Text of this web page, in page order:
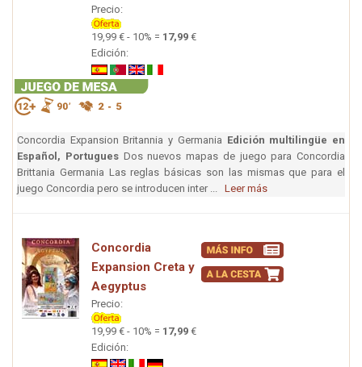
Precio:
19,99 € - 10% = 17,99 €
Edición:
Concordia Expansion Britannia y Germania Edición multilingüe en
Español, PortuguesDos nuevos mapas de juego para Concordia
Brittania Germania Las reglas básicas son las mismas que para el
juego Concordia pero se introducen inter ... Leer más
Concordia
Expansion Creta y
Aegyptus
Precio:
19,99 € - 10% = 17,99 €
Edición: